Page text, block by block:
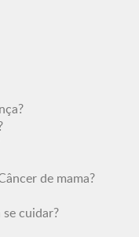
de mama?
cuidar?